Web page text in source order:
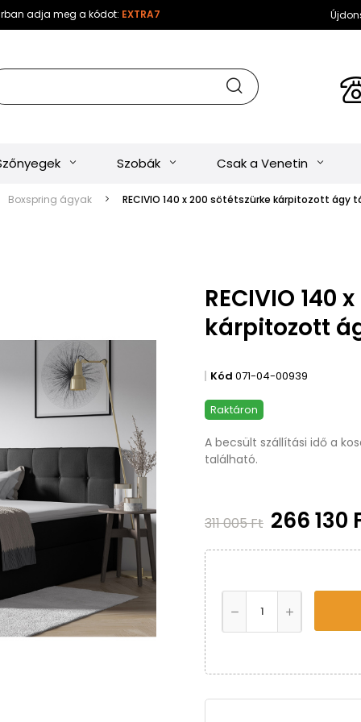
adja meg a kódot: EXTRA7
Szobák Csak a Venetin
Boxspring ágyak RECIVIO 140 x 200 sötétszürke kárpitozott ágy
RECIVIO 140
kárpitozott
Kód 071-04-00939
Raktáron
A becsült szállítási idő a
található.
311 005 Ft 266 130